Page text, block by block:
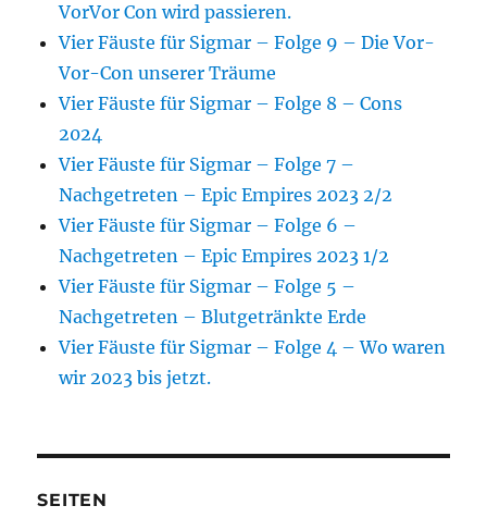
VorVor Con wird passieren.
Vier Fäuste für Sigmar – Folge 9 – Die Vor-
Vor-Con unserer Träume
Vier Fäuste für Sigmar – Folge 8 – Cons
2024
Vier Fäuste für Sigmar – Folge 7 –
Nachgetreten – Epic Empires 2023 2/2
Vier Fäuste für Sigmar – Folge 6 –
Nachgetreten – Epic Empires 2023 1/2
Vier Fäuste für Sigmar – Folge 5 –
Nachgetreten – Blutgetränkte Erde
Vier Fäuste für Sigmar – Folge 4 – Wo waren
wir 2023 bis jetzt.
SEITEN